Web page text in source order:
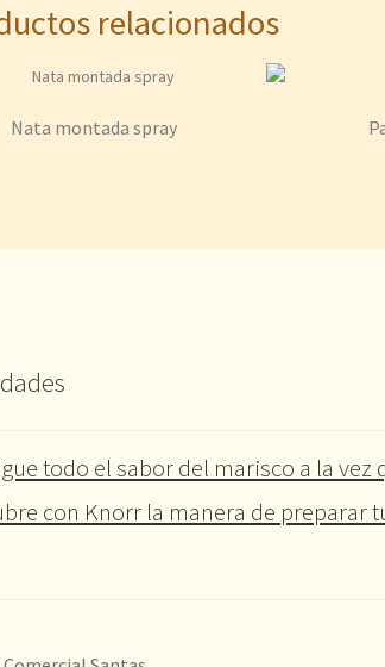
relacionados
Nata montada spray
todo el sabor del marisco a la vez
con Knorr la manera de preparar